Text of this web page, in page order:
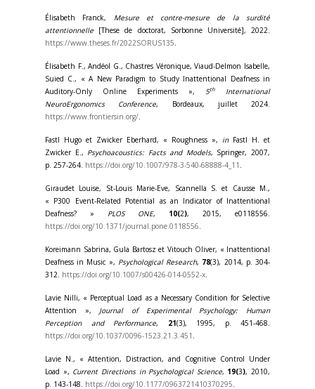
Élisabeth Franck,
Mesure et contre-mesure de la surdité
attentionnelle [These de doctorat, Sorbonne Université], 2022.
https://www.theses.fr/2022SORUS135.
Élisabeth F., Andéol G., Chastres Véronique, Viaud-Delmon Isabelle,
Suied C., « A New Paradigm to Study Inattentional Deafness in
Auditory-Only Online Experiments », 5th
International
NeuroErgonomics Conference, Bordeaux, juillet 2024.
https://www.frontiersin.org/.
Fastl Hugo et Zwicker Eberhard, « Roughness », inFastl H. et
Zwicker E., Psychoacoustics: Facts and Models, Springer, 2007,
p. 257-264. https://doi.org/10.1007/978-3-540-68888-4_11 .
Giraudet Louise, St-Louis Marie-Eve, Scannella S. et Causse M.,
« P300 Event-Related Potential as an Indicator of Inattentional
Deafness? » PLOS ONE, 10(2), 2015, e0118556.
https://doi.org/10.1371/journal.pone.0118556.
Koreimann Sabrina, Gula Bartosz et Vitouch Oliver, « Inattentional
Deafness in Music », Psychological Research, 78(3), 2014, p. 304-
312. https://doi.org/10.1007/s00426-014-0552-x.
Lavie Nilli, « Perceptual Load as a Necessary Condition for Selective
Attention », Journal of Experimental Psychology: Human
Perception and Performance, 21(3), 1995, p. 451-468.
https://doi.org/10.1037/0096-1523.21.3.451 .
Lavie N., « Attention, Distraction, and Cognitive Control Under
Load », Current Directions in Psychological Science, 19(3), 2010,
p. 143-148. https://doi.org/10.1177/0963721410370295.